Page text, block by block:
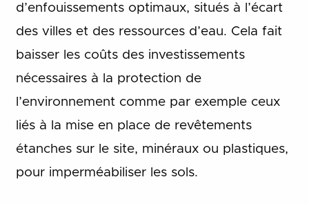
d’enfouissements optimaux, situés à l’écart
des villes et des ressources d’eau. Cela fait
baisser les coûts des investissements
nécessaires à la protection de
l’environnement comme par exemple ceux
liés à la mise en place de revêtements
étanches sur le site, minéraux ou plastiques,
pour imperméabiliser les sols.